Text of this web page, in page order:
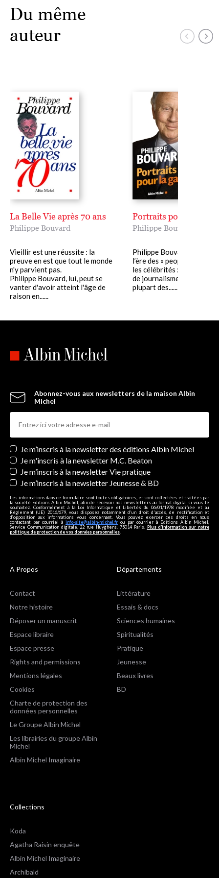
Du même
auteur
La Belle Vie après 70 ans
Philippe Bouvard
Vieillir est une réussite : la
preuve en est que tout le monde
n'y parvient pas.
Philippe Bouvard, lui, peut se
vanter d'avoir atteint l'âge de
raison en......
Portraits pour la
Philippe Bouvard
Philippe Bouvard n’a pas
l’ère des « people » pour
les célébrités : en soixante
de journalisme, il a
plupart des......
Abonnez-vous aux newsletters de la maison Albin
Michel
Newsletters
Je m’inscris à la newsletter des éditions Albin Michel
Je m'inscris à la newsletter M.C. Beaton
Je m’inscris à la newsletter Vie pratique
Je m’inscris à la newsletter Jeunesse & BD
Les informations dans ce formulaire sont toutes obligatoires, et sont collectées et traitées par
la société Editions Albin Michel, afin de recevoir nos newsletters au format digital si vous le
souhaitez. Conformément à la Loi Informatique et Libertés du 06/01/1978 modifiée et au
Règlement (UE) 2016/679, vous disposez notamment d'un droit d'accès, de rectification et
d’opposition aux informations vous concernant. Vous pouvez exercer ces droits en nous
contactant par courriel à info-site@albin-michel.fr ou par courrier à Editions Albin Michel,
Service Communication digitale, 22 rue Huyghens, 75014 Paris. Plus d’information sur notre
politique de protection de vos données personnelles.
A Propos
Contact
Notre histoire
Déposer un manuscrit
Espace libraire
Espace presse
Rights and permissions
Mentions légales
Cookies
Charte de protection des
données personnelles
Le Groupe Albin Michel
Les librairies du groupe Albin
Michel
Albin Michel Imaginaire
Départements
Littérature
Essais & docs
Sciences humaines
Spiritualités
Pratique
Jeunesse
Beaux livres
BD
Collections
Koda
Agatha Raisin enquête
Albin Michel Imaginaire
Archibald